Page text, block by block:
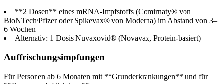
**2 Dosen** eines mRNA-Impfstoffs (Comirnaty® von
BioNTech/Pfizer oder Spikevax® von Moderna) im Abstand von 3–
6 Wochen
Alternativ: 1 Dosis Nuvaxovid® (Novavax, Protein-basiert)
Auffrischungsimpfungen
Für Personen ab 6 Monaten mit **Grund­erkrankungen** und für